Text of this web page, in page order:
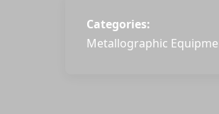
Categories:
Metallographic